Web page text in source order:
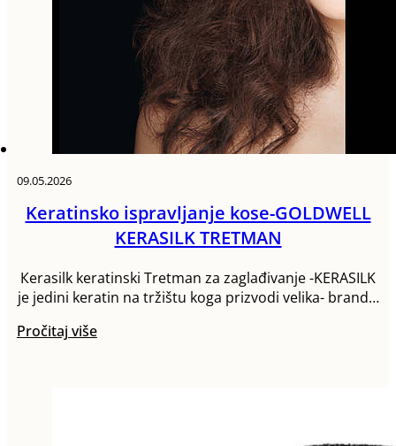
09.05.2026
Keratinsko ispravljanje kose-GOLDWELL
KERASILK TRETMAN
Кerasilk keratinski Tretman za zaglađivanje -KERASILK
je jedini keratin na tržištu koga prizvodi velika- brand…
Pročitaj više